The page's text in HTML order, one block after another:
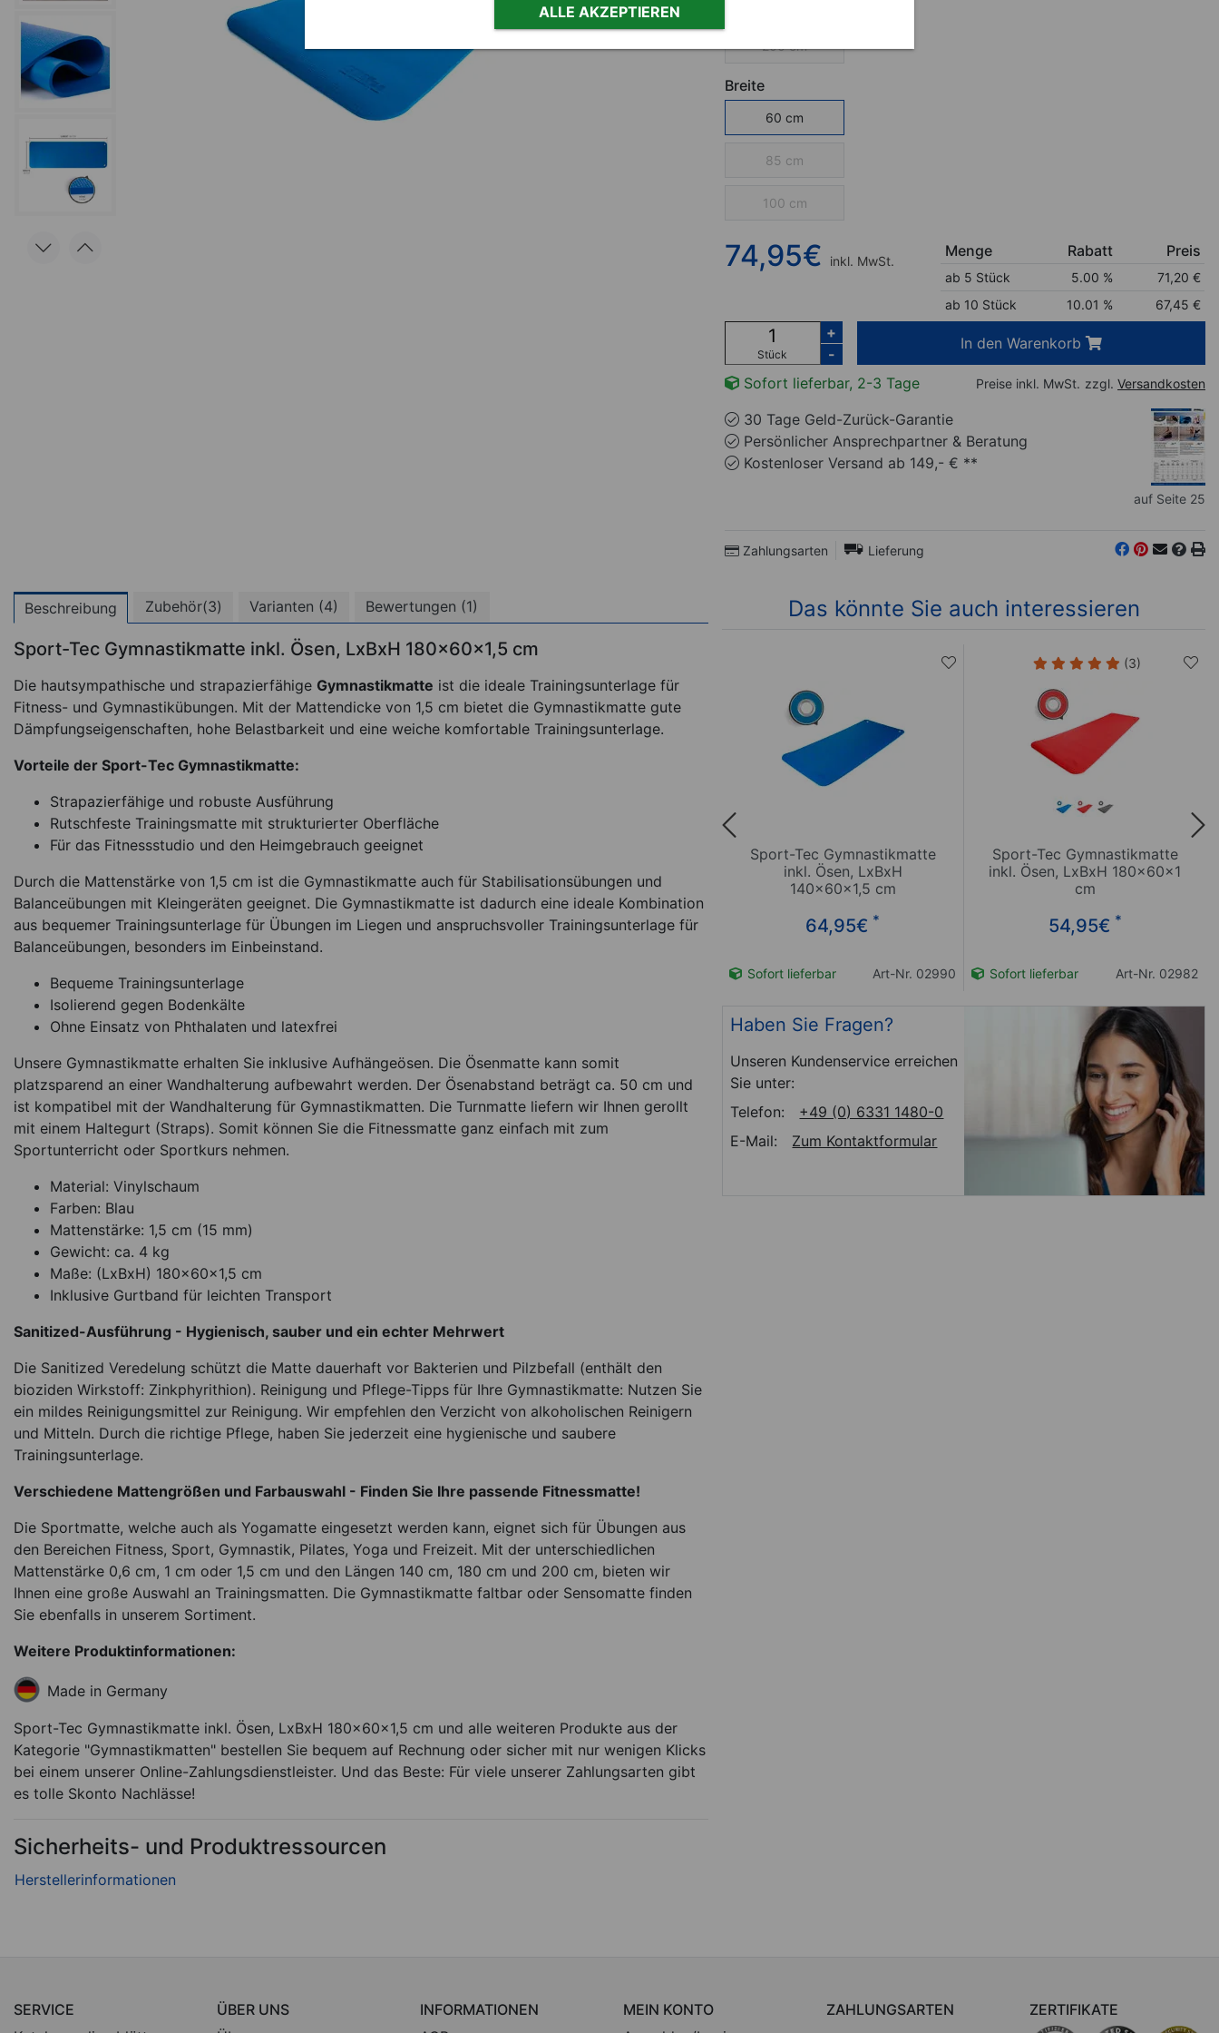
200 cm
Breite
60 cm
85 cm
100 cm
74,95€ inkl. MwSt.
Menge Rabatt Preis
ab 5 Stück 5.00 % 71,20 €
ab 10 Stück
10.01 % 67,45 €
Stück
+
-
In den Warenkorb
Sofort lieferbar, 2-3 Tage Preise inkl. MwSt. zzgl. Versandkosten
30 Tage Geld-Zurück-Garantie
Persönlicher Ansprechpartner & Beratung
Kostenloser Versand ab 149,- € **
auf Seite 25
Zahlungsarten Lieferung
Beschreibung Zubehör(3) Varianten (4) Bewertungen (1)
Sport-Tec Gymnastikmatte inkl. Ösen, LxBxH 180x60x1,5 cm
Die hautsympathische und strapazierfähige Gymnastikmatte ist die ideale Trainingsunterlage für
Fitness- und Gymnastikübungen. Mit der Mattendicke von 1,5 cm bietet die Gymnastikmatte gute
Dämpfungseigenschaften, hohe Belastbarkeit und eine weiche komfortable Trainingsunterlage.
Vorteile der Sport-Tec Gymnastikmatte:
Strapazierfähige und robuste Ausführung
Rutschfeste Trainingsmatte mit strukturierter Oberfläche
Für das Fitnessstudio und den Heimgebrauch geeignet
Durch die Mattenstärke von 1,5 cm ist die Gymnastikmatte auch für Stabilisationsübungen und
Balanceübungen mit Kleingeräten geeignet. Die Gymnastikmatte ist dadurch eine ideale Kombination
aus bequemer Trainingsunterlage für Übungen im Liegen und anspruchsvoller Trainingsunterlage für
Balanceübungen, besonders im Einbeinstand.
Bequeme Trainingsunterlage
Isolierend gegen Bodenkälte
Ohne Einsatz von Phthalaten und latexfrei
Unsere Gymnastikmatte erhalten Sie inklusive Aufhängeösen. Die Ösenmatte kann somit
platzsparend an einer Wandhalterung aufbewahrt werden. Der Ösenabstand beträgt ca. 50 cm und
ist kompatibel mit der Wandhalterung für Gymnastikmatten. Die Turnmatte liefern wir Ihnen gerollt
mit einem Haltegurt (Straps). Somit können Sie die Fitnessmatte ganz einfach mit zum
Sportunterricht oder Sportkurs nehmen.
Material: Vinylschaum
Farben: Blau
Mattenstärke: 1,5 cm (15 mm)
Gewicht: ca. 4 kg
Maße: (LxBxH) 180x60x1,5 cm
Inklusive Gurtband für leichten Transport
Sanitized-Ausführung - Hygienisch, sauber und ein echter Mehrwert
Die Sanitized Veredelung schützt die Matte dauerhaft vor Bakterien und Pilzbefall (enthält den
bioziden Wirkstoff: Zinkphyrithion). Reinigung und Pflege-Tipps für Ihre Gymnastikmatte: Nutzen Sie
ein mildes Reinigungsmittel zur Reinigung. Wir empfehlen den Verzicht von alkoholischen Reinigern
und Mitteln. Durch die richtige Pflege, haben Sie jederzeit eine hygienische und saubere
Trainingsunterlage.
Verschiedene Mattengrößen und Farbauswahl - Finden Sie Ihre passende Fitnessmatte!
Die Sportmatte, welche auch als Yogamatte eingesetzt werden kann, eignet sich für Übungen aus
den Bereichen Fitness, Sport, Gymnastik, Pilates, Yoga und Freizeit. Mit der unterschiedlichen
Mattenstärke 0,6 cm, 1 cm oder 1,5 cm und den Längen 140 cm, 180 cm und 200 cm, bieten wir
Ihnen eine große Auswahl an Trainingsmatten. Die Gymnastikmatte faltbar oder Sensomatte finden
Sie ebenfalls in unserem Sortiment.
Weitere Produktinformationen:
Made in Germany
Sport-Tec Gymnastikmatte inkl. Ösen, LxBxH 180x60x1,5 cm und alle weiteren Produkte aus der
Kategorie "Gymnastikmatten" bestellen Sie bequem auf Rechnung oder sicher mit nur wenigen Klicks
bei einem unserer Online-Zahlungsdienstleister. Und das Beste: Für viele unserer Zahlungsarten gibt
es tolle Skonto Nachlässe!
Sicherheits- und Produktressourcen
Das könnte Sie auch interessieren
Sport-Tec Gymnastikmatte
180x100x1 cm
89,95€ *
180x100x1,5 cm
134,95€ *
Sport-Tec Gymnastikmatte
inkl. Ösen, LxBxH
140x60x1,5 cm
64,95€ *
Sofort lieferbar Art-Nr. 02990
(3)
Sport-Tec Gymnastikmatte
inkl. Ösen, LxBxH 180x60x1
cm
54,95€ *
Sofort lieferbar Art-Nr. 02982
Haben Sie Fragen?
Unseren Kundenservice erreichen
Sie unter:
Telefon:
+49 (0) 6331 1480-0
E-Mail:
Zum Kontaktformular
SERVICE
ÜBER UNS
INFORMATIONEN
MEIN KONTO
ZAHLUNGSARTEN ZERTIFIKATE
ALLE AKZEPTIEREN